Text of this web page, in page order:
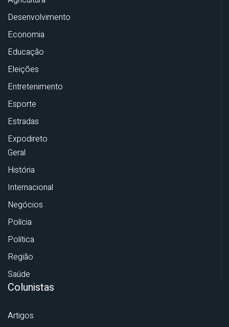
Desenvolvimento
Economia
Educação
Eleições
Entretenimento
Esporte
Estradas
Expodireto
Geral
História
Internacional
Negócios
Polícia
Política
Região
Saúde
Colunistas
Artigos